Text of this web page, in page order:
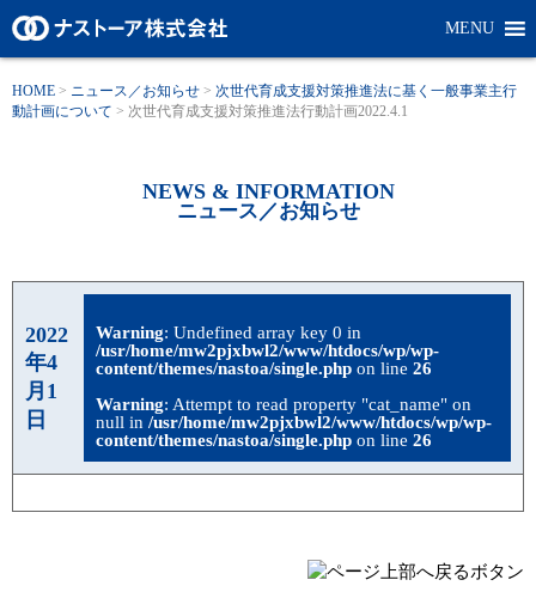
MENU
HOME > ニュース／お知らせ > 次世代育成支援対策推進法に基く一般事業主行
動計画について > 次世代育成支援対策推進法行動計画2022.4.1
NEWS & INFORMATION
ニュース／お知らせ
2022
年4
月1
日
Warning: Undefined array key 0 in
/usr/home/mw2pjxbwl2/www/htdocs/wp/wp-
content/themes/nastoa/single.php on line26
Warning: Attempt to read property "cat_name" on
null in/usr/home/mw2pjxbwl2/www/htdocs/wp/wp-
content/themes/nastoa/single.php on line26